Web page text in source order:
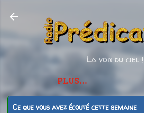
La voix du ciel !
PLUS…
Ce que vous avez écouté cette semaine